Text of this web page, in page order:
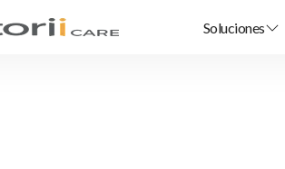
Soluciones